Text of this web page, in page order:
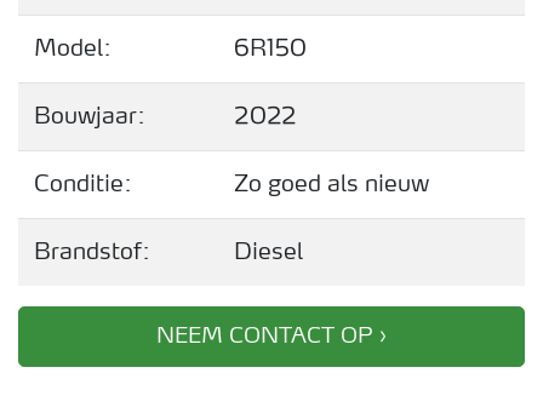
Model:
6R150
Bouwjaar:
2022
Conditie:
Zo goed als nieuw
Brandstof:
Diesel
NEEM CONTACT OP ›